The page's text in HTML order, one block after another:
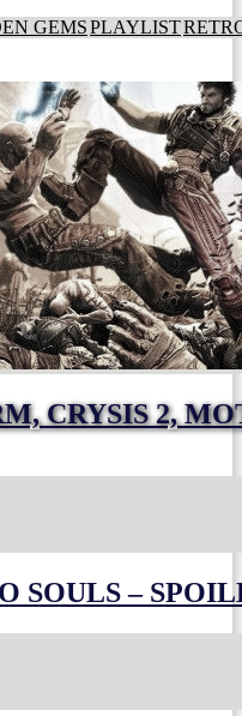
GEMSPLAYLIST
CRYSIS 2,
SOULS –